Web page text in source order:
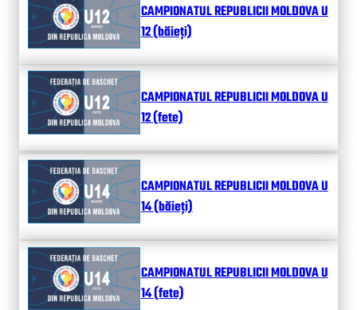
CAMPIONATUL REPUBLICII MOLDOVA U
12 (băieți)
CAMPIONATUL REPUBLICII MOLDOVA U
12 (fete)
CAMPIONATUL REPUBLICII MOLDOVA U
14 (băieți)
CAMPIONATUL REPUBLICII MOLDOVA U
14 (fete)